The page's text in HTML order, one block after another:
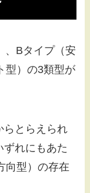
、Bタイプ（安
型）の3類型が
らとらえられ
ずれにもあた
向型）の存在